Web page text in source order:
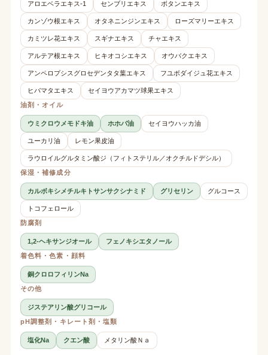
アロエベラエキス-1 センブリエキス ボタンエキス
カンゾウ根エキス オタネニンジンエキス ローズマリーエキス
カミツレ花エキス スギナエキス チャエキス
アルテア根エキス ヒキオコシエキス オウバクエキス
アンペロプシスグロセデンタタ葉エキス フユボダイジュ花エキス
ヒバマタエキス
セイヨウアカマツ球果エキス
油剤・オイル
ウミクロウメモドキ油 ホホバ油 セイヨウハッカ油
ユーカリ油 レモン果皮油
ラウロイルグルタミン酸ジ（フィトステリル／オクチルドデシル）
保湿・補修成分
カルボキシメチルキトサンサクシナミド グリセリン グルコース
トコフェロール
防腐剤
1,2-ヘキサンジオール
フェノキシエタノール
着色料・色素・顔料
銅クロロフィリンNa
その他
ジステアリン酸グリコール
pH調整剤・キレート剤・塩類
塩化Na クエン酸 メタリン酸Ｎａ